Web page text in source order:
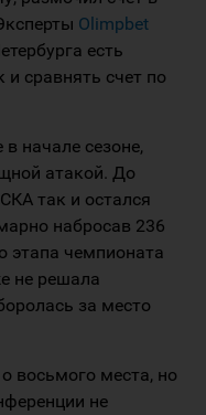
Olimpbet
есть
сравнять счет по
начале сезоне,
атакой. До
так и остался
набросав 236
этапа чемпионата
не решала
за место
восьмого места, но
не